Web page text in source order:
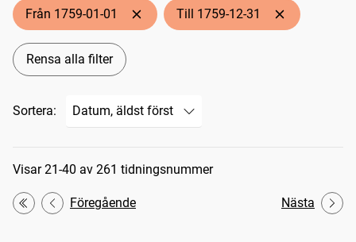
Från 1759-01-01 Till 1759-12-31
Rensa alla filter
Sortera:
Sökresultat
Visar 21-40 av 261 tidningsnummer
Första
Föregående Nästa